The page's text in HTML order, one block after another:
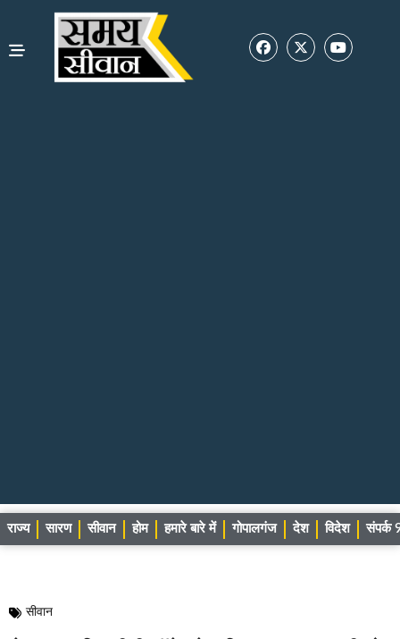
राज्य सारण सीवान होम हमारे बारे में गोपालगंज देश विदेश संपर्क
सीवान